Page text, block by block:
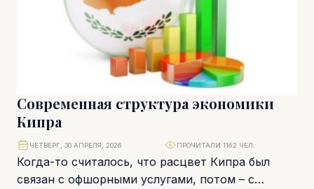
Современная структура экономики
Кипра
Когда-то считалось, что расцвет Кипра был
связан с офшорными услугами, потом – с
ЧЕТВЕРГ, 30 АПРЕЛЯ, 2026 ПРОЧИТАЛИ 1162 ЧЕЛ.